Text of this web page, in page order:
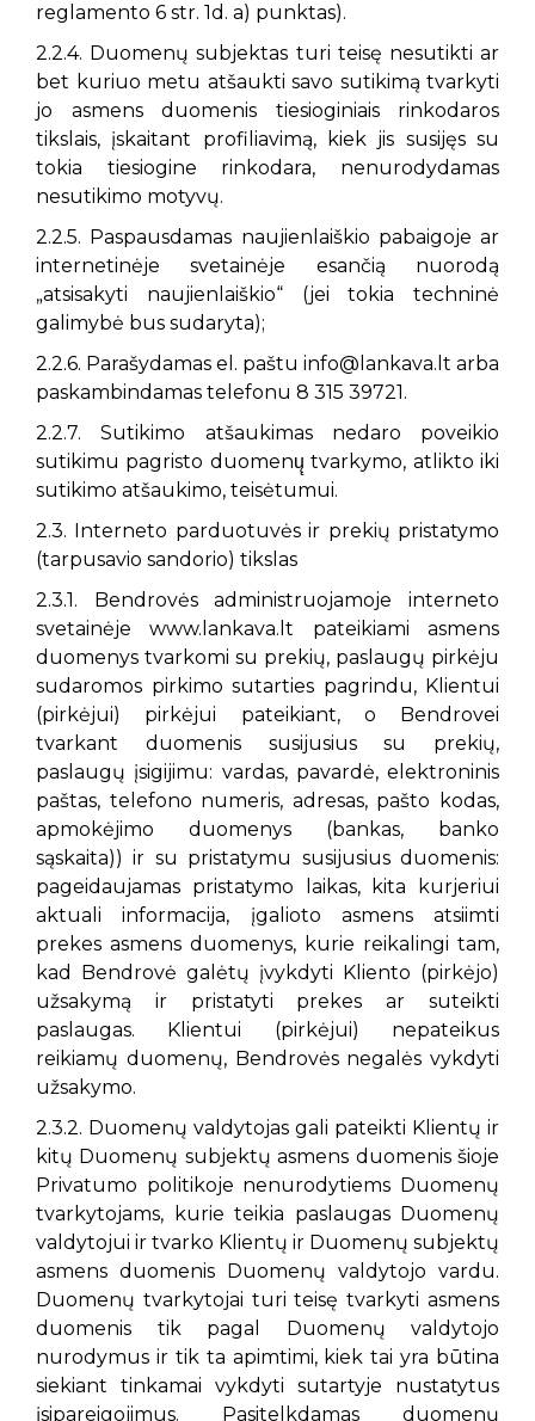
reglamento 6 str. 1d. a) punktas).
2.2.4. Duomenų subjektas turi teisę nesutikti ar
bet kuriuo metu atšaukti savo sutikimą tvarkyti
jo asmens duomenis tiesioginiais rinkodaros
tikslais, įskaitant profiliavimą, kiek jis susijęs su
tokia tiesiogine rinkodara, nenurodydamas
nesutikimo motyvų.
2.2.5. Paspausdamas naujienlaiškio pabaigoje ar
internetinėje svetainėje esančią nuorodą
„atsisakyti naujienlaiškio“ (jei tokia techninė
galimybė bus sudaryta);
2.2.6. Parašydamas el. paštu info@lankava.lt arba
paskambindamas telefonu 8 315 39721.
2.2.7. Sutikimo atšaukimas nedaro poveikio
sutikimu pagristo duomenų̨ tvarkymo, atlikto iki
sutikimo atšaukimo, teisėtumui.
2.3. Interneto parduotuvės ir prekių pristatymo
(tarpusavio sandorio) tikslas
2.3.1. Bendrovės administruojamoje interneto
svetainėje www.lankava.lt pateikiami asmens
duomenys tvarkomi su prekių, paslaugų pirkėju
sudaromos pirkimo sutarties pagrindu, Klientui
(pirkėjui) pirkėjui pateikiant, o Bendrovei
tvarkant duomenis susijusius su prekių,
paslaugų įsigijimu: vardas, pavardė, elektroninis
paštas, telefono numeris, adresas, pašto kodas,
apmokėjimo duomenys (bankas, banko
sąskaita)) ir su pristatymu susijusius duomenis:
pageidaujamas pristatymo laikas, kita kurjeriui
aktuali informacija, įgalioto asmens atsiimti
prekes asmens duomenys, kurie reikalingi tam,
kad Bendrovė galėtų įvykdyti Kliento (pirkėjo)
užsakymą ir pristatyti prekes ar suteikti
paslaugas. Klientui (pirkėjui) nepateikus
reikiamų duomenų, Bendrovės negalės vykdyti
užsakymo.
2.3.2. Duomenų valdytojas gali pateikti Klientų ir
kitų Duomenų subjektų asmens duomenis šioje
Privatumo politikoje nenurodytiems Duomenų
tvarkytojams, kurie teikia paslaugas Duomenų
valdytojui ir tvarko Klientų ir Duomenų subjektų
asmens duomenis Duomenų valdytojo vardu.
Duomenų tvarkytojai turi teisę tvarkyti asmens
duomenis tik pagal Duomenų valdytojo
nurodymus ir tik ta apimtimi, kiek tai yra būtina
siekiant tinkamai vykdyti sutartyje nustatytus
įsipareigojimus. Pasitelkdamas duomenų